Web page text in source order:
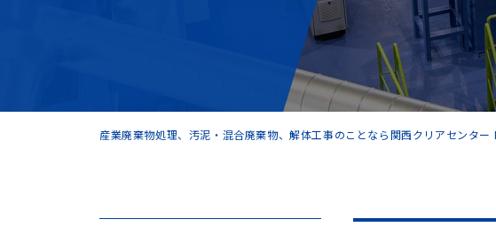
産業廃棄物処理、汚泥・混合廃棄物、解体工事のことなら関西クリアセンター